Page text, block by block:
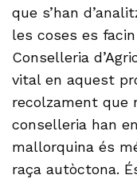
que s’han
les coses es
Conselleria
vital en aquest
recolzament que
conselleria han
mallorquina és
raça autòctona.